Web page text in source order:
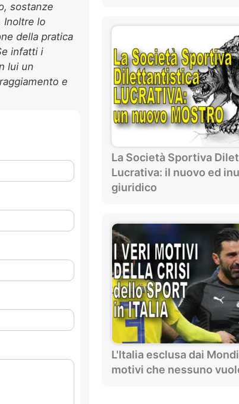
sostanze
Inoltre lo
della pratica
infatti i
lui un
e
La Società Sportiva
Lucrativa: il nuovo ed
giuridico
L'Italia esclusa dai
motivi che nessuno